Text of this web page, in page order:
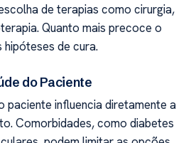
de terapias como cirurgia,
Quanto mais precoce o
hipóteses de cura.
do Paciente
paciente influencia diretamente a
Comorbidades, como diabetes